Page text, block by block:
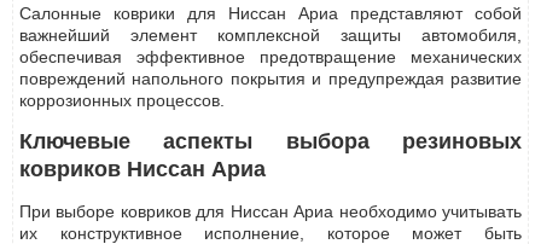
Салонные коврики для Ниссан Ариа представляют собой
важнейший элемент комплексной защиты автомобиля,
обеспечивая эффективное предотвращение механических
повреждений напольного покрытия и предупреждая развитие
коррозионных процессов.
Ключевые аспекты выбора резиновых
ковриков Ниссан Ариа
При выборе ковриков для Ниссан Ариа необходимо учитывать
их конструктивное исполнение, которое может быть